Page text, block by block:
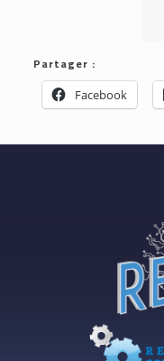
Partager :
Facebook